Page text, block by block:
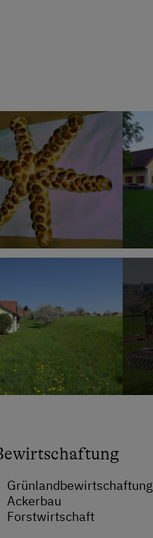
Grünlandbewirtschaftung
Ackerbau
Forstwirtschaft